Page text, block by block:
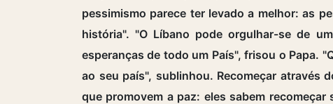
pessimismo parece ter levado a melhor: as
história". "O Líbano pode orgulhar-se de
esperanças de todo um País", frisou o Papa.
ao seu país", sublinhou. Recomeçar através
que promovem a paz: eles sabem